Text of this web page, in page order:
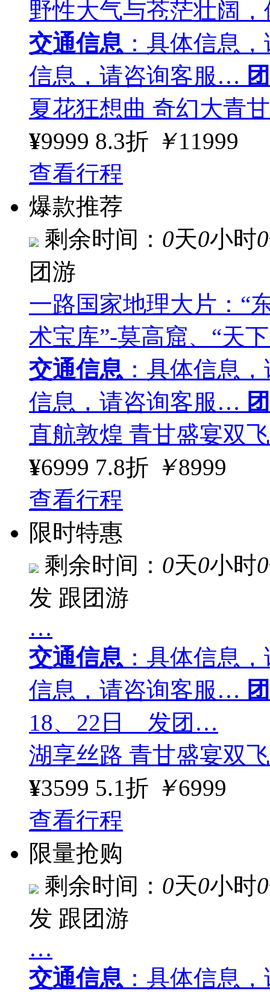
野性大气与苍茫壮阔
交通信息 ：具体信息
信息，请咨询客服…
夏花狂想曲 奇幻大青
¥9999 8.3折 ￥11999
查看行程
爆款推荐
剩余时间： 0天0小时0
团游
一路国家地理大片：“
术宝库”-莫高窟、“天
交通信息 ：具体信息
信息，请咨询客服…
直航敦煌 青甘盛宴双
¥6999 7.8折 ￥8999
查看行程
限时特惠
剩余时间： 0天0小时0
发 跟团游
…
交通信息 ：具体信息
信息，请咨询客服…
18、22日 发团…
湖享丝路 青甘盛宴双
¥3599 5.1折 ￥6999
查看行程
限量抢购
剩余时间： 0天0小时0
发 跟团游
…
交通信息 ：具体信息